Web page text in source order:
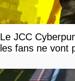
Le JCC
les fans ne vont